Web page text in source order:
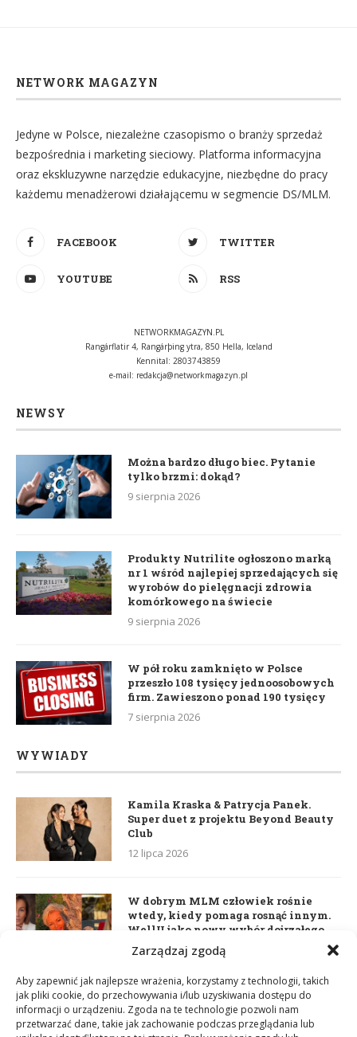
Zarządzaj zgodą
Aby zapewnić jak najlepsze wrażenia, korzystamy z technologii, takich
jak pliki cookie, do przechowywania i/lub uzyskiwania dostępu do
informacji o urządzeniu. Zgoda na te technologie pozwoli nam
przetwarzać dane, takie jak zachowanie podczas przeglądania lub
NETWORK MAGAZYN
Jedyne w Polsce, niezależne czasopismo o branży sprzedaż
bezpośrednia i marketing sieciowy. Platforma informacyjna
oraz ekskluzywne narzędzie edukacyjne, niezbędne do pracy
każdemu menadżerowi działającemu w segmencie DS/MLM.
FACEBOOK TWITTER
YOUTUBE RSS
NETWORKMAGAZYN.PL
Rangárflatir 4, Rangárþing ytra, 850 Hella, Iceland
Kennital: 2803743859
e-mail: redakcja@networkmagazyn.pl
NEWSY
Można bardzo długo biec. Pytanie
tylko brzmi: dokąd?
9 sierpnia 2026
Produkty Nutrilite ogłoszono marką
nr 1 wśród najlepiej sprzedających się
wyrobów do pielęgnacji zdrowia
komórkowego na świecie
9 sierpnia 2026
W pół roku zamknięto w Polsce
przeszło 108 tysięcy jednoosobowych
firm. Zawieszono ponad 190 tysięcy
7 sierpnia 2026
WYWIADY
Kamila Kraska & Patrycja Panek.
Super duet z projektu Beyond Beauty
Club
12 lipca 2026
W dobrym MLM człowiek rośnie
wtedy, kiedy pomaga rosnąć innym.
WellU jako nowy wybór dojrzałego
lidera
Daria Dudzik. Kocham Cię
17 kwietnia 2026